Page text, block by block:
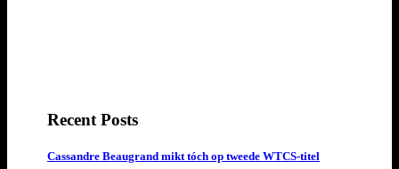
Recent Posts
Cassandre Beaugrand mikt tóch op tweede WTCS-titel